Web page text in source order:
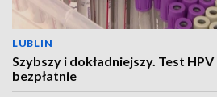
LUBLIN
Szybszy i dokładniejszy. Test
bezpłatnie